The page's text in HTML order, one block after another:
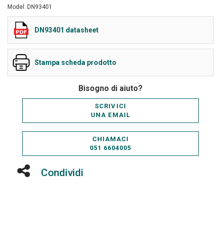
Model: DN93401
DN93401 datasheet
Stampa scheda prodotto
Bisogno di aiuto?
SCRIVICI
UNA EMAIL
CHIAMACI
051 6604005
Condividi